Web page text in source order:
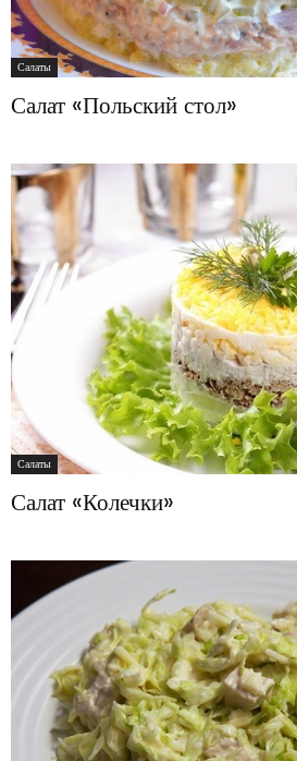
Салаты
Салат «Польский стол»
Салаты
Салат «Колечки»